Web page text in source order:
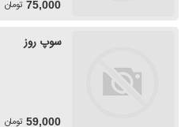
75,000 تومان
سوپ روز
59,000 تومان